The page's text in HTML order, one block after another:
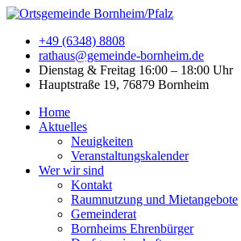
+49 (6348) 8808
rathaus@gemeinde-bornheim.de
Dienstag & Freitag 16:00 – 18:00 Uhr
Hauptstraße 19, 76879 Bornheim
Home
Aktuelles
Neuigkeiten
Veranstaltungskalender
Wer wir sind
Kontakt
Raumnutzung und Mietangebote
Gemeinderat
Bornheims Ehrenbürger